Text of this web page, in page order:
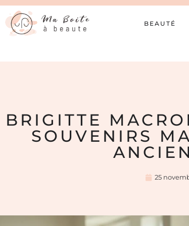
BEAUTÉ
BRIGITTE
SOUVENIRS
25